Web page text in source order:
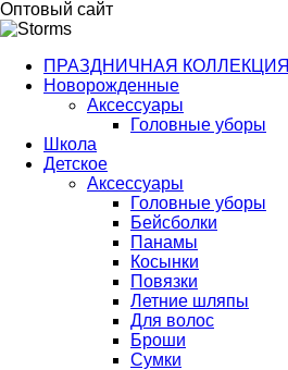
Оптовый сайт
ПРАЗДНИЧНАЯ КОЛЛЕКЦИЯ
Новорожденные
Аксессуары
Головные уборы
Школа
Детское
Аксессуары
Головные уборы
Бейсболки
Панамы
Косынки
Повязки
Летние шляпы
Для волос
Броши
Сумки